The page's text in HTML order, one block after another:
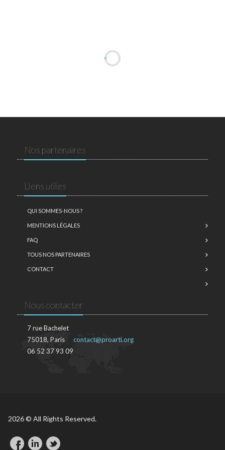
Nos partenaires
Liens utiles
QUI SOMMES-NOUS ?
MENTIONS LÉGALES
FAQ
TOUS NOS PARTENAIRES
CONTACT
Nous contacter
7 rue Bachelet
75018, Paris
06 52 37 93 09
contact@proarti.org
2026 © All Rights Reserved.